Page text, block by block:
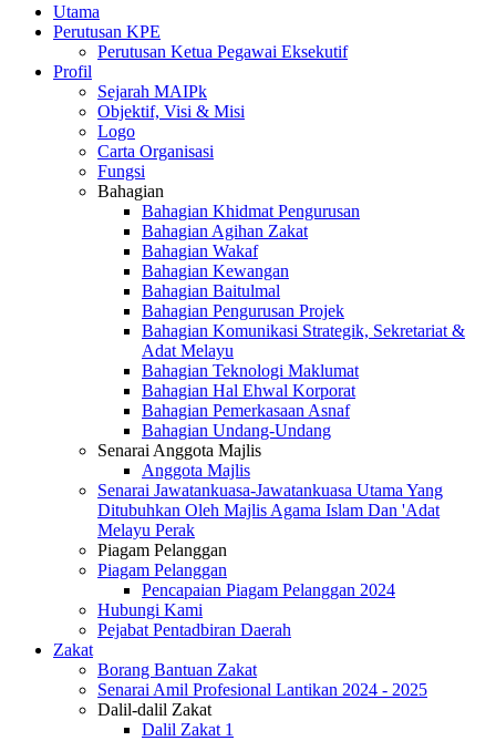
Utama
Perutusan KPE
Perutusan Ketua Pegawai Eksekutif
Profil
Sejarah MAIPk
Objektif, Visi & Misi
Logo
Carta Organisasi
Fungsi
Bahagian
Bahagian Khidmat Pengurusan
Bahagian Agihan Zakat
Bahagian Wakaf
Bahagian Kewangan
Bahagian Baitulmal
Bahagian Pengurusan Projek
Bahagian Komunikasi Strategik, Sekretariat &
Adat Melayu
Bahagian Teknologi Maklumat
Bahagian Hal Ehwal Korporat
Bahagian Pemerkasaan Asnaf
Bahagian Undang-Undang
Senarai Anggota Majlis
Anggota Majlis
Senarai Jawatankuasa-Jawatankuasa Utama Yang
Ditubuhkan Oleh Majlis Agama Islam Dan 'Adat
Melayu Perak
Piagam Pelanggan
Piagam Pelanggan
Pencapaian Piagam Pelanggan 2024
Hubungi Kami
Pejabat Pentadbiran Daerah
Zakat
Borang Bantuan Zakat
Senarai Amil Profesional Lantikan 2024 - 2025
Dalil-dalil Zakat
Dalil Zakat 1